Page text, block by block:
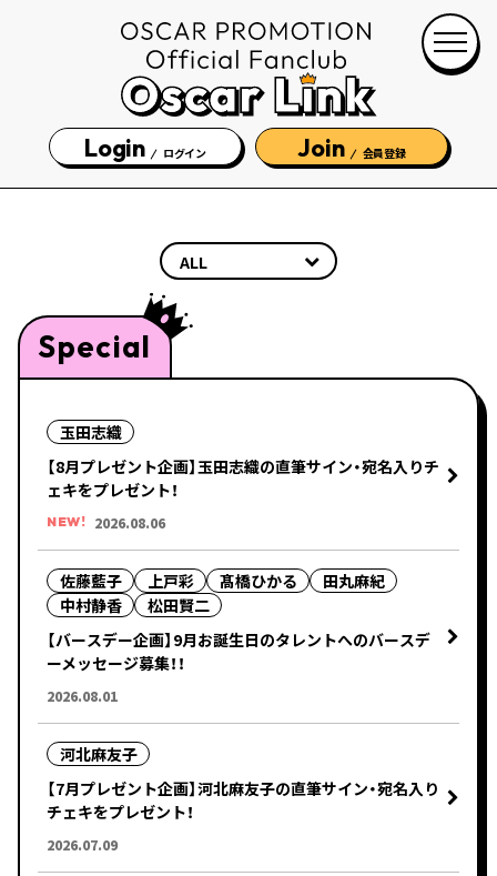
Login ログイン Join 会員登録
Special
玉田志織
【8月プレゼント企画】玉田志織の直筆サイン・宛名入りチ
ェキをプレゼント！
NEW! 2026.08.06
佐藤藍子 上戸彩 髙橋ひかる
田丸麻紀
中村静香
松田賢二
【バースデー企画】9月お誕生日のタレントへのバースデ
ーメッセージ募集！！
2026.08.01
河北麻友子
【7月プレゼント企画】河北麻友子の直筆サイン・宛名入り
チェキをプレゼント！
2026.07.09